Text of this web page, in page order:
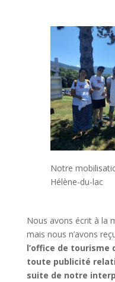
Notre
Hélène-du-lac
Nous avons écrit à la
mais nous n’avons
l’office de tourisme
toute publicité
suite de notre